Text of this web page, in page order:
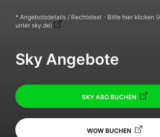
* Angebotsdetails / Rechtstext - Bitte hier klicken
unter sky.de)
Sky Angebote
SKY ABO BUCHEN
WOW BUCHEN